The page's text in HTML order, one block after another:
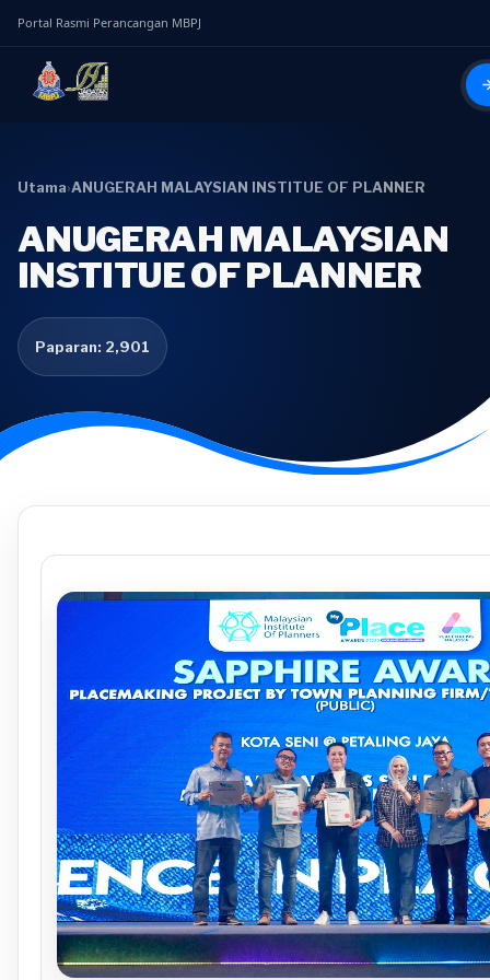
Portal Rasmi Perancangan MBPJ
Utama›ANUGERAH MALAYSIAN INSTITUE OF PLANNER
ANUGERAH MALAYSIAN
INSTITUE OF PLANNER
Paparan: 2,901